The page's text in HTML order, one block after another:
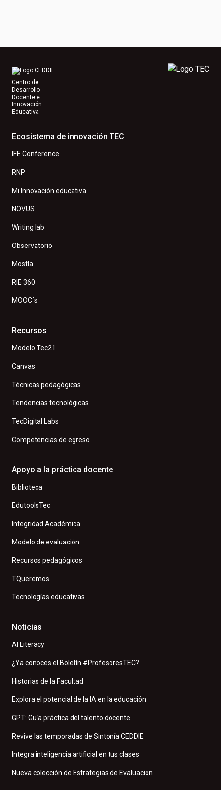
Centro de
Desarrollo
Docente e
Innovación
Educativa
Ecosistema de innovación TEC
IFE Conference
RNP
Mi Innovación educativa
NOVUS
Writing lab
Observatorio
Mostla
RIE 360
MOOC´s
Recursos
Modelo Tec21
Canvas
Técnicas pedagógicas
Tendencias tecnológicas
TecDigital Labs
Competencias de egreso
Apoyo a la práctica docente
Biblioteca
EdutoolsTec
Integridad Académica
Modelo de evaluación
Recursos pedagógicos
TQueremos
Tecnologías educativas
Noticias
AI Literacy
¿Ya conoces el Boletín #ProfesoresTEC?
Historias de la Facultad
Explora el potencial de la IA en la educación
GPT: Guía práctica del talento docente
Revive las temporadas de Sintonía CEDDIE
Integra inteligencia artificial en tus clases
Nueva colección de Estrategias de Evaluación